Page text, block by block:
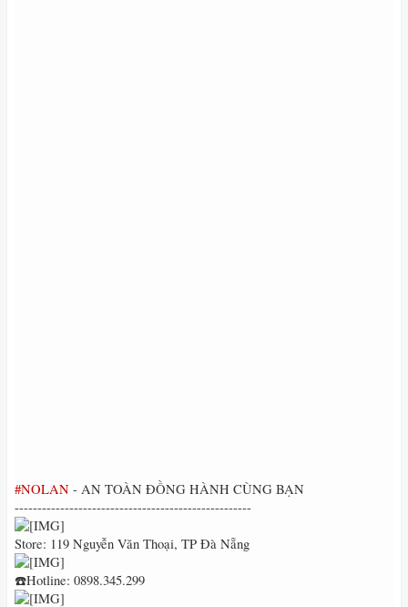
#NOLAN - AN TOÀN ĐỒNG HÀNH CÙNG BẠN
----------------------------------------------------
Store: 119 Nguyễn Văn Thoại, TP Đà Nẵng
☎️Hotline: 0898.345.299